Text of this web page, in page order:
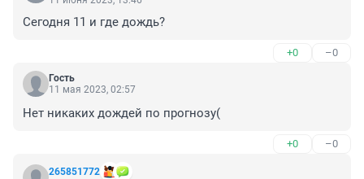
Сегодня 11 и где дождь?
+0 –0
Гость
11 мая 2023, 02:57
Нет никаких дождей по прогнозу(
+0 –0
265851772